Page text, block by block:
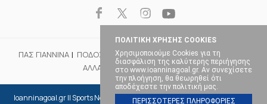
ΠΟΛΙΤΙΚΗ ΧΡΗΣΗΣ COOKIES
Χρησιμοποιούμε Cookies για τη
διασφάλιση της καλύτερης περιήγησης
στο www.ioanninagoal.gr. Αν συνεχίσετε
την πλοήγηση, θα θεωρηθεί ότι
αποδέχεστε την πολιτική μας.
ΠΕΡΙΣΣΟΤΕΡΕΣ ΠΛΗΡΟΦΟΡΙΕΣ
ΠΑΣ ΓΙΑΝΝΙΝΑ ΠΟΔΟΣΦΑΙΡΟ ΜΠΑΣΚΕΤ ΒΟΛΕΪ
ΧΑΝΤΜΠΟΛ
ΑΛΛΑ ΣΠΟΡ
ΕΠΙΚΑΙΡΟΤΗΤΑ
Ioanninagoal.gr || Sports News || Αθλητικό portal στα Ιωάννινα, Copyright ©